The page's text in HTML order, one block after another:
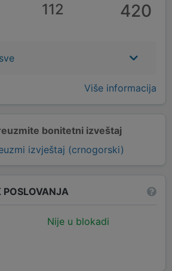
bonitetni izveštaj
izvještaj (crnogorski)
112 420
Više informacija
POSLOVANJA
Nije u blokadi